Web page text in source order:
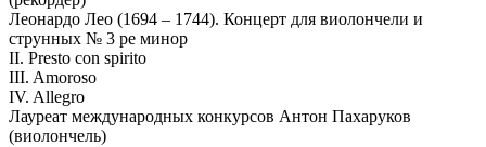
Леонардо Лео (1694 – 1744). Концерт для виолончели и
струнных № 3 ре минор
II. Presto con spirito
III. Amoroso
IV. Allegro
Лауреат международных конкурсов Антон Пахаруков
(виолончель)